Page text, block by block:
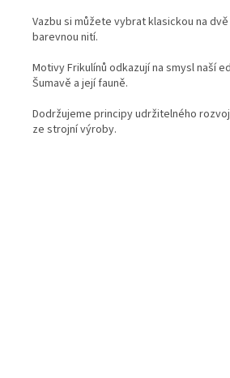
Vazbu si můžete vybrat klasickou na
barevnou nití.
Motivy Frikulínů odkazují na smysl naší
Šumavě a její fauně.
Dodržujeme principy udržitelného
ze strojní výroby.